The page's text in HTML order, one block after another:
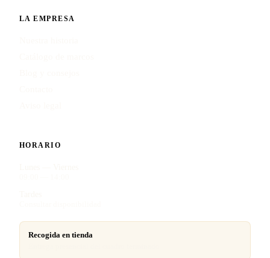
LA EMPRESA
HORARIO
Recogida en tienda